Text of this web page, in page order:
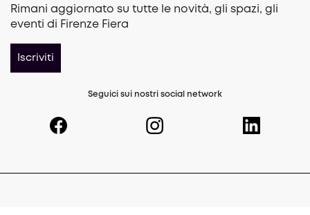
Rimani aggiornato su tutte le novità, gli spazi, gli
eventi di Firenze Fiera
Iscriviti
Seguici sui nostri social network
(opens in a new tab)(opens in a new tab)(opens in a